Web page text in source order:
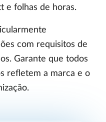
e folhas de horas.
com requisitos de
Garante que todos
refletem a marca e o